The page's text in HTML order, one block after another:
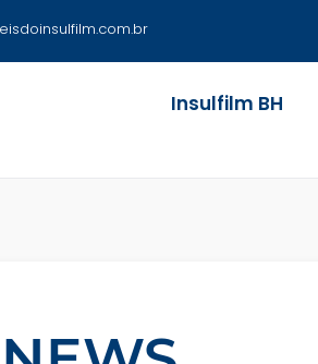
Insulfilm BH